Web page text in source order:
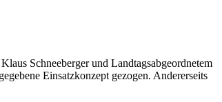
Schneeberger und Landtagsabgeordnetem
Einsatzkonzept gezogen. Andererseits